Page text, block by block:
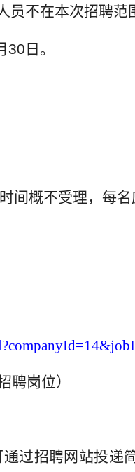
不在本次招聘范
30 日。
间概不受理，每
聘岗位）
过招聘网站投递